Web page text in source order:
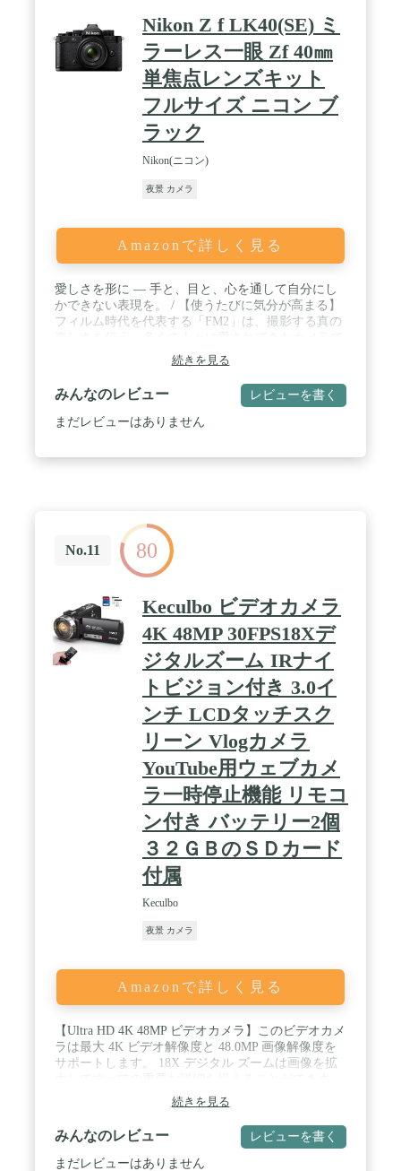
時のグリップとして幅広く活躍する製品です。 /
✅【様々なメーカーに対応】CANON(キヤノ
ン)/SONY(ソニー)/FUJIFILM(富士フィル
ム)/Panasonic(パナソニック)/OLYMPUS(オリンパ
ス)/Nikon(ニコン)など、お持ちのカメラで快適な撮
影をサポートします。 / 【仕様】耐荷重:2.5kg / 格納
高 : 20.5cm / 全伸高 : 20cm / カメラアタッチメント :
1/4ネジ/素材 : アルミニウム・テクノポリマー / 【保
証】 正規代理店で購入頂いた商品に関しては、購入
Nikon Z f LK40(SE) ミ
ラーレス一眼 Zf 40㎜
単焦点レンズキット
フルサイズ ニコン ブ
ラック
Nikon(ニコン)
夜景 カメラ
Amazonで詳しく見る
愛しさを形に ― 手と、目と、心を通して自分にし
かできない表現を。 / 【使うたびに気分が高まる】
フィルム時代を代表する「FM2」は、撮影する真の
す。その FM2 にインスピレーションを得て洗練さ
れた外観デザインとダイヤル操作により、Z f は目
にした瞬間、触れた瞬間から、カメラ表現への探求
心を掻き立てます。 / 【光と影で自分だけの世界を
作り上げるモノクローム】モノクロームは単に白と
プトーンモノクローム」が選択でき、ボディーには
瞬時にモノクローム撮影に切り換えられる専用のレ
バーを搭載しています。 / 【映像に圧倒的没入感
を】Z f は、通常の4K UHD動画を超えるシャープな
解像力を実現。6Kオーバーサンプリングで4K
UHD※に変換するため、撮影シーンの臨場感がさら
に高まります。カメラ内で［H.265 10-
bit（MOV）］の4K UHD動画を［SDR］［N-Log］
［HLG］で記録することも可能です。 ※4K UHD
30p/25p/24p、撮像範囲［FX］時のみ対応。 / 【動く
被写体を追い続ける多彩なAFエリアモード】ディー
プラーニング技術を用いたAFの優れた被写体検出
と、Z 9 や Z 8 にも搭載の画像処理エンジン
EXPEED 7により、被写体検出時に高い追従性を発
揮。動く被写体をスムーズに追い続けることが可能
です。 / 【中央にない被写体をシャープに保つ、世
界初※1のフォーカスポイントVR※2】世界初のフ
ォーカスポイントVRによって、被写体が画面内の
どこにあっても、フォーカスポイント付近のブレを
抑えることが可能。画面の隅に被写体を配置して
も、思い通りの構図でシャープに撮影できます。ま
た、ボディー内VRは、Z シリーズで最も優れた8段
分※3の手ブレ補正効果を実現しています。※1:2023
年9月20日現在、ミラーレスカメラにおいて。ニコ
静止画時のみ。フォーカスポイントが複数時は非可
S（望遠端、NORMALモード）使用時。
続きを見る
みんなのレビュー レビューを書く
まだレビューはありません
No.11 80
Keculbo ビデオカメラ
4K 48MP 30FPS18Xデ
ジタルズーム IRナイ
トビジョン付き 3.0イ
ンチ LCDタッチスク
リーン Vlogカメラ
YouTube用ウェブカメ
ラ一時停止機能 リモコ
ン付き バッテリー2個
３２ＧＢのＳＤカード
付属
Keculbo
夜景 カメラ
Amazonで詳しく見る
【Ultra HD 4K 48MP ビデオカメラ】このビデオカメ
ラは最大 4K ビデオ解像度と 48.0MP 画像解像度を
サポートします。 18X デジタル ズームは画像を拡
す。 18X デジタルズームを使用すると、ズームイン
およびズームアウトして、遠くの風景をより鮮明に
表示できます。 この4Ｋビデオカメラで、日常生活
の素晴らしい瞬間を記録できます。 / 【ウェブカメ
ラ&一時停止機能】この4Kカメラは、USB経由でコ
続きを見る
みんなのレビュー レビューを書く
まだレビューはありません